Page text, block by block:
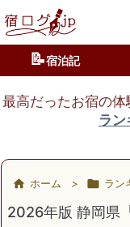
📝宿泊記
最高だったお宿の体
ラン
 ホーム >  ラン
2026年版 静岡県